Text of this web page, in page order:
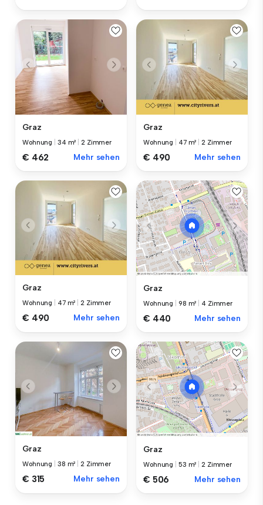
Graz
Wohnung 34 m² |2 Zimmer
€ 462 Mehr sehen
Graz
Wohnung 47 m² |2 Zimmer
€ 490 Mehr sehen
Graz
Wohnung 47 m² |2 Zimmer
€ 490 Mehr sehen
Graz
Wohnung 98 m² 4 Zimmer
€ 440 Mehr sehen
Graz
Wohnung 38 m² |2 Zimmer
€ 315 Mehr sehen
Graz
Wohnung 53 m² 2 Zimmer
€ 506 Mehr sehen